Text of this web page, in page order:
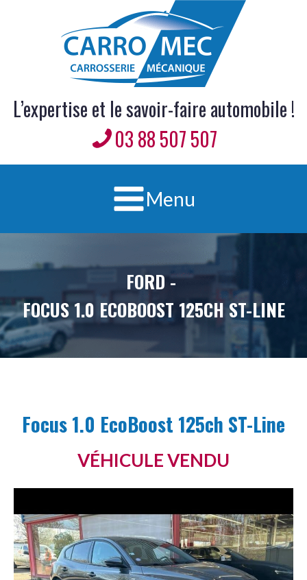
L’expertise et le savoir-faire automobile !
03 88 507 507
Menu
FORD-
FOCUS 1.0 ECOBOOST 125CH ST-LINE
Focus 1.0 EcoBoost 125ch ST-Line
VÉHICULE VENDU